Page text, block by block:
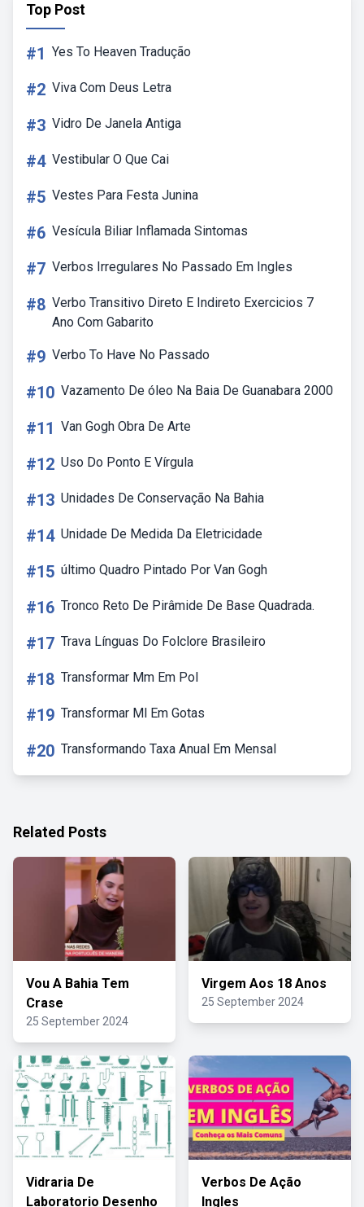
Top Post
#1 Yes To Heaven Tradução
#2 Viva Com Deus Letra
#3 Vidro De Janela Antiga
#4 Vestibular O Que Cai
#5 Vestes Para Festa Junina
#6 Vesícula Biliar Inflamada Sintomas
#7 Verbos Irregulares No Passado Em Ingles
#8 Verbo Transitivo Direto E Indireto Exercicios 7
Ano Com Gabarito
#9 Verbo To Have No Passado
#10 Vazamento De óleo Na Baia De Guanabara 2000
#11 Van Gogh Obra De Arte
#12 Uso Do Ponto E Vírgula
#13 Unidades De Conservação Na Bahia
#14 Unidade De Medida Da Eletricidade
#15 último Quadro Pintado Por Van Gogh
#16 Tronco Reto De Pirâmide De Base Quadrada.
#17 Trava Línguas Do Folclore Brasileiro
#18 Transformar Mm Em Pol
#19 Transformar Ml Em Gotas
#20 Transformando Taxa Anual Em Mensal
Related Posts
Vou A Bahia Tem
Crase
25 September 2024
Virgem Aos 18 Anos
25 September 2024
Vidraria De
Laboratorio Desenho
Verbos De Ação
Ingles